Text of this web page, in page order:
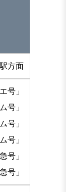
方面
号」
号」
号」
号」
号」
号」